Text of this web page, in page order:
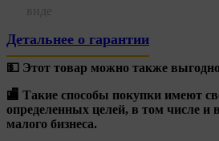
виде
Детальнее о гарантии
💵 Этот товар можно также
🏬 Такие способы покупки имеют
определенных целей, в том числе и
малого бизнеса.